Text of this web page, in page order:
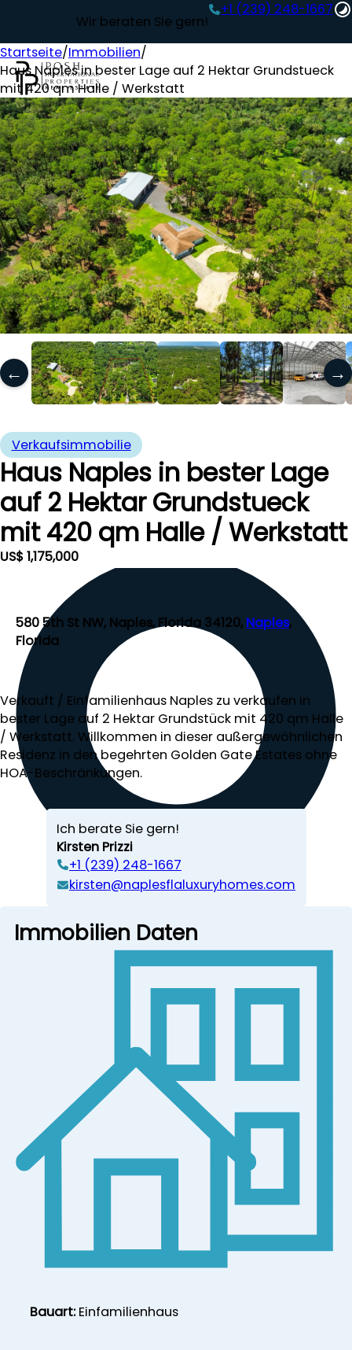
Wir beraten Sie gern!
+1 (239) 248-1667‬
Startseite/Immobilien/
Haus Naples in bester Lage auf 2 Hektar Grundstueck
mit 420 qm Halle / Werkstatt
← →
Verkaufsimmobilie
Haus Naples in bester Lage
auf 2 Hektar Grundstueck
mit 420 qm Halle / Werkstatt
US$ 1,175,000
580 5th St NW, Naples, Florida 34120, Naples,
Florida
Verkauft / Einfamilienhaus Naples zu verkaufen in
bester Lage auf 2 Hektar Grundstück mit 420 qm Halle
/ Werkstatt. Willkommen in dieser außergewöhnlichen
Residenz in den begehrten Golden Gate Estates ohne
HOA-Beschränkungen.
Ich berate Sie gern!
Kirsten Prizzi
‭+1 (239) 248-1667‬
kirsten@naplesflaluxuryhomes.com
Immobilien Daten
Bauart:Einfamilienhaus